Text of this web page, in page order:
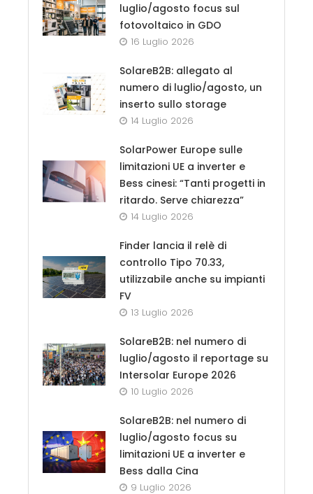
luglio/agosto focus sul
fotovoltaico in GDO
16 Luglio 2026
SolareB2B: allegato al
numero di luglio/agosto, un
inserto sullo storage
14 Luglio 2026
SolarPower Europe sulle
limitazioni UE a inverter e
Bess cinesi: “Tanti progetti in
ritardo. Serve chiarezza”
14 Luglio 2026
Finder lancia il relè di
controllo Tipo 70.33,
utilizzabile anche su impianti
FV
13 Luglio 2026
SolareB2B: nel numero di
luglio/agosto il reportage su
Intersolar Europe 2026
10 Luglio 2026
SolareB2B: nel numero di
luglio/agosto focus su
limitazioni UE a inverter e
Bess dalla Cina
9 Luglio 2026